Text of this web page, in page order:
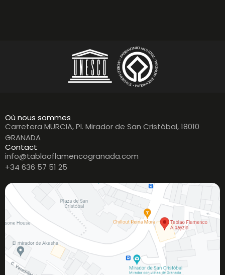
Où nous sommes
Carretera MURCIA, Pl. Mirador de San Cristóbal, 18010
GRANADA
Contact
info@tablaoflamencogranada.com
+34 636 57 51 25